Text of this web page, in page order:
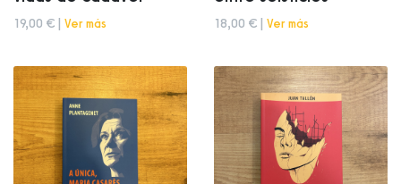
19,00 € | Ver más 18,00 € | Ver más